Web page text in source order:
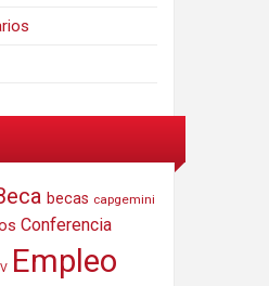
becas capgemini
Conferencia
Empleo